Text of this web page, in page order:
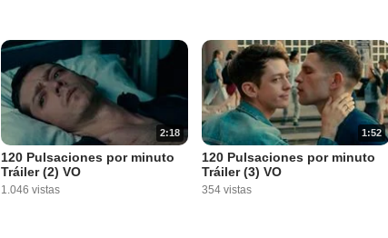
2:18
120 Pulsaciones por minuto
Tráiler (2) VO
1.046 vistas
1:52
120 Pulsaciones por minuto
Tráiler (3) VO
354 vistas